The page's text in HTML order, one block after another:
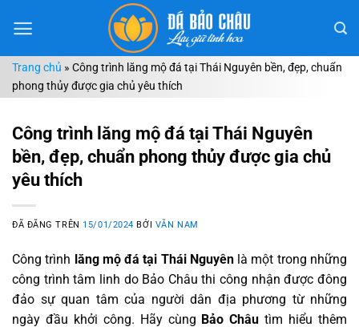
đến
dungTrang chủ » Công trình lăng mộ đá tại Thái Nguyên bền, đẹp, chuẩn
phong thủy được gia chủ yêu thích
Công trình lăng mộ đá tại Thái Nguyên
bền, đẹp, chuẩn phong thủy được gia chủ
yêu thích
ĐÃ ĐĂNG TRÊN 15/01/2024 BỞI VĂN NAM
Công trình lăng mộ đá tại Thái Nguyên là một trong những
công trình tâm linh do Bảo Châu thi công nhận được đông
đảo sự quan tâm của người dân địa phương từ những
ngày đầu khởi công. Hãy cùng Bảo Châu tìm hiểu thêm